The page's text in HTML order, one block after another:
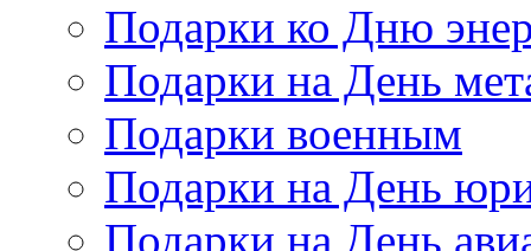
Подарки ко Дню
Подарки на День
Подарки военным
Подарки на День
Подарки на День